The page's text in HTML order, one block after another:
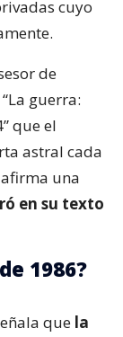
cuyo
de
guerra:
que el
astral cada
una
en su texto
1986?
que la